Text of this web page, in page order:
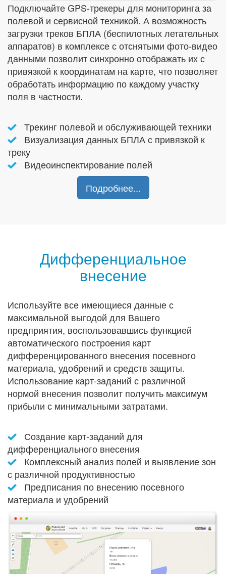
Подключайте GPS-трекеры для мониторинга за
полевой и сервисной техникой. А возможность
загрузки треков БПЛА (беспилотных летательных
аппаратов) в комплексе с отснятыми фото-видео
данными позволит синхронно отображать их с
привязкой к координатам на карте, что позволяет
обработать информацию по каждому участку
поля в частности.
Трекинг полевой и обслуживающей техники
Визуализация данных БПЛА с привязкой к
треку
Видеоинспектирование полей
Подробнее...
Дифференциальное
внесение
Используйте все имеющиеся данные с
максимальной выгодой для Вашего
предприятия, воспользовавшись функцией
автоматического построения карт
дифференцированного внесения посевного
материала, удобрений и средств защиты.
Использование карт-заданий с различной
нормой внесения позволит получить максимум
прибыли с минимальными затратами.
Создание карт-заданий для
дифференциального внесения
Комплексный анализ полей и выявление зон
с различной продуктивностью
Предписания по внесению посевного
материала и удобрений